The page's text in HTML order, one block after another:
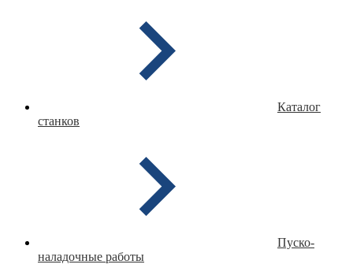
Каталог
станков
Пуско-
наладочные работы